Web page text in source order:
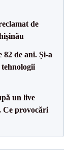
de
de ani. Și-a
un live
Ce provocări